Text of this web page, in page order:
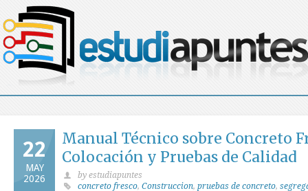
22
MAY
2026
Manual Técnico sobre Concreto
Colocación y Pruebas de Calidad
by estudiapuntes
concreto fresco, Construccion, pruebas de concreto,